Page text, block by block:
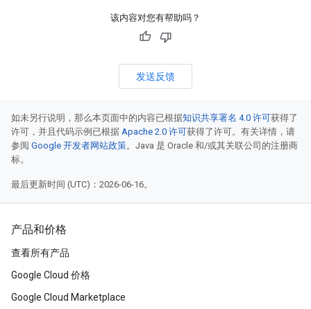
该内容对您有帮助吗？
发送反馈
如未另行说明，那么本页面中的内容已根据知识共享署名 4.0 许可获得了
许可，并且代码示例已根据 Apache 2.0 许可获得了许可。有关详情，请
参阅 Google 开发者网站政策。Java 是 Oracle 和/或其关联公司的注册商
标。
最后更新时间 (UTC)：2026-06-16。
产品和价格
查看所有产品
Google Cloud 价格
Google Cloud Marketplace